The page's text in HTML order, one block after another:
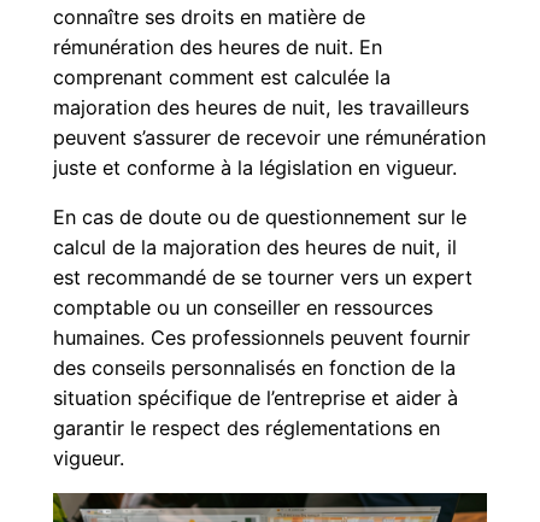
connaître ses droits en matière de
rémunération des heures de nuit. En
comprenant comment est calculée la
majoration des heures de nuit, les travailleurs
peuvent s’assurer de recevoir une rémunération
juste et conforme à la législation en vigueur.
En cas de doute ou de questionnement sur le
calcul de la majoration des heures de nuit, il
est recommandé de se tourner vers un expert
comptable ou un conseiller en ressources
humaines. Ces professionnels peuvent fournir
des conseils personnalisés en fonction de la
situation spécifique de l’entreprise et aider à
garantir le respect des réglementations en
vigueur.